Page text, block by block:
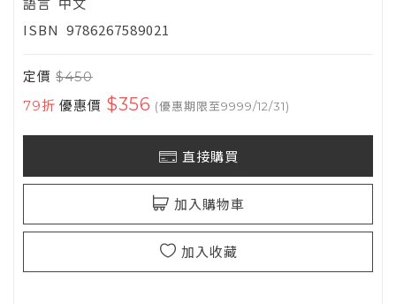
ISBN 9786267589021
定價 $450
79折 優惠價 $356 (優惠期限至9999/12/31)
直接購買
加入購物車
加入收藏